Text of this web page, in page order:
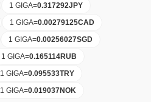
1 GIGA=0.317292JPY
1 GIGA=0.00279125CAD
1 GIGA=0.00256027SGD
1 GIGA=0.165114RUB
1 GIGA=0.095533TRY
1 GIGA=0.019037NOK